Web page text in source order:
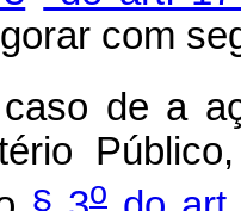
com
de a
o